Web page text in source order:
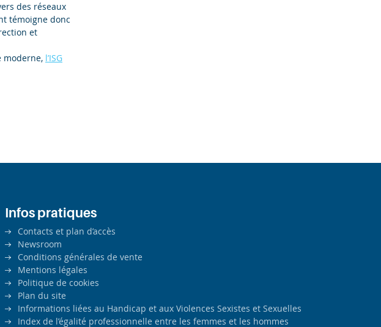
des réseaux
témoigne donc
et
moderne, l’ISG
Infos pratiques
Contacts et plan d’accès
Newsroom
Conditions générales de vente
Mentions légales
Politique de cookies
Plan du site
Informations liées au Handicap et aux Violences Sexistes et Sexuelles
Index de l’égalité professionnelle entre les femmes et les hommes